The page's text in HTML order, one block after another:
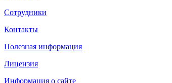
Сотрудники
Контакты
Полезная информация
Лицензия
Информация о сайте